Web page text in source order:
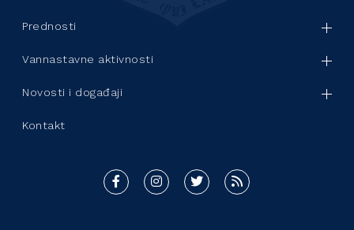
Prednosti
Vannastavne aktivnosti
Novosti i događaji
Kontakt